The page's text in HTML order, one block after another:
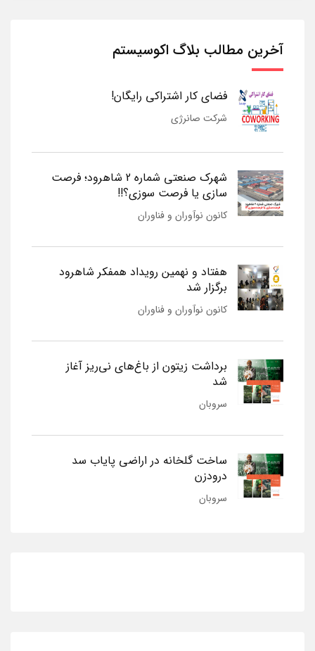
آخرین مطالب بلاگ اکوسیستم
فضای کار اشتراکی رایگان!
شرکت صانرژی
شهرک صنعتی شماره 2 شاهرود؛ فرصت
سازی یا فرصت سوزی؟!!
کانون نوآوران و فناوران
هفتاد و نهمین رویداد همفکر شاهرود
برگزار شد
کانون نوآوران و فناوران
برداشت زیتون از باغ‌های نی‌ریز آغاز
شد
سروبان
ساخت گلخانه در اراضی پایاب سد
درودزن
سروبان